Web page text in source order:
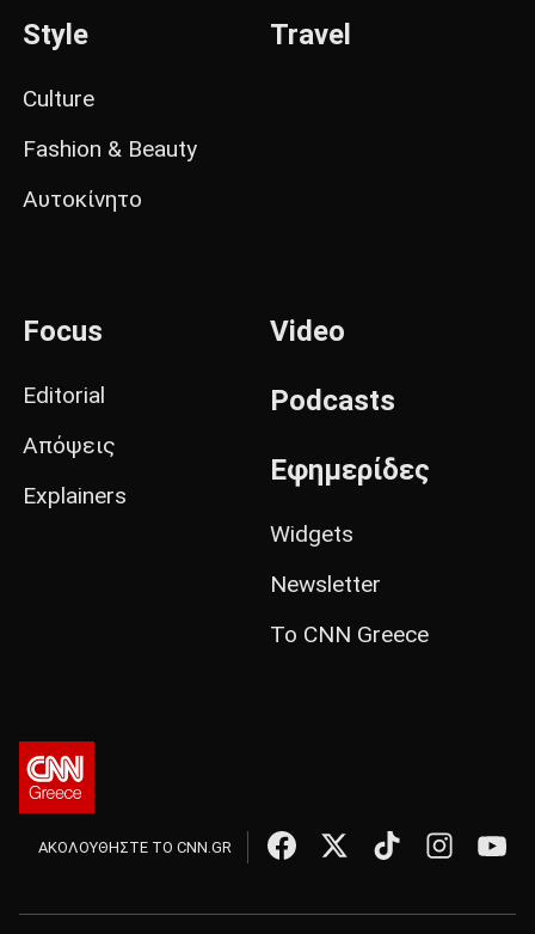
Style
Culture
Fashion & Beauty
Αυτοκίνητο
Travel
Focus
Editorial
Απόψεις
Explainers
Video
Podcasts
Εφημερίδες
Widgets
Newsletter
Το CNN Greece
ΑΚΟΛΟΥΘΗΣΤΕ ΤΟ CNN.GR